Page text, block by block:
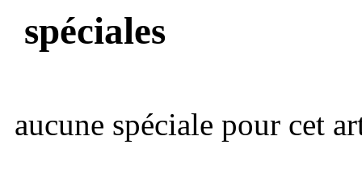
spéciales
aucune spéciale pour cet